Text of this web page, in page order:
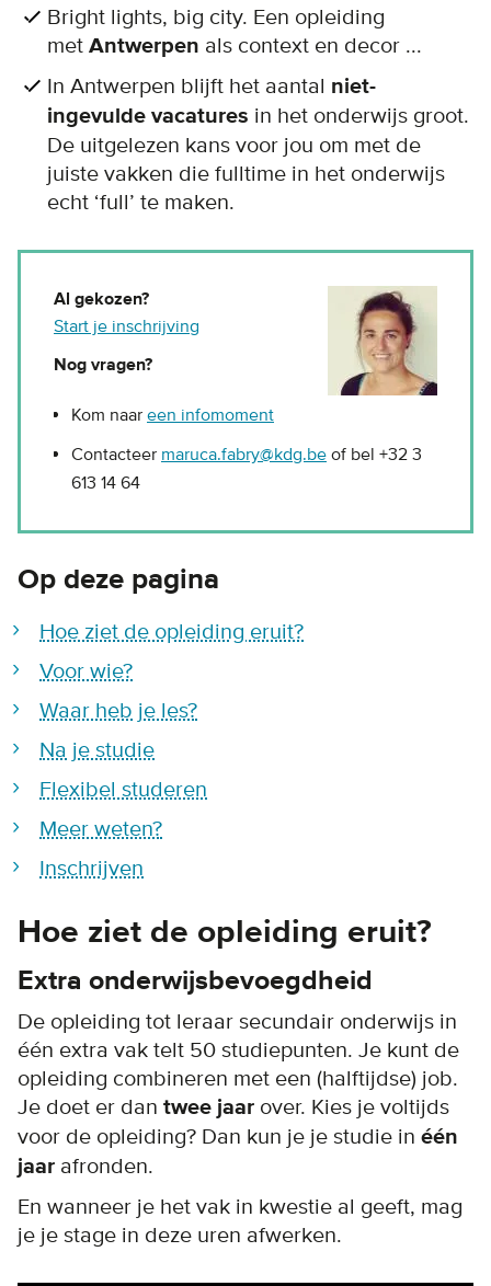
Bright lights, big city. Een opleiding
met Antwerpen als context en decor ...
In Antwerpen blijft het aantal niet-
ingevulde vacatures in het onderwijs groot.
De uitgelezen kans voor jou om met de
juiste vakken die fulltime in het onderwijs
echt ‘full’ te maken.
Al gekozen?
Start je inschrijving
Nog vragen?
Kom naar een infomoment
Contacteer maruca.fabry@kdg.be of bel +32 3
613 14 64
Op deze pagina
Hoe ziet de opleiding eruit?
Voor wie?
Waar heb je les?
Na je studie
Flexibel studeren
Meer weten?
Inschrijven
Hoe ziet de opleiding eruit?
Extra onderwijsbevoegdheid
De opleiding tot leraar secundair onderwijs in
één extra vak telt 50 studiepunten. Je kunt de
opleiding combineren met een (halftijdse) job.
Je doet er dan twee jaar over. Kies je voltijds
voor de opleiding? Dan kun je je studie in één
jaar afronden.
En wanneer je het vak in kwestie al geeft, mag
je je stage in deze uren afwerken.